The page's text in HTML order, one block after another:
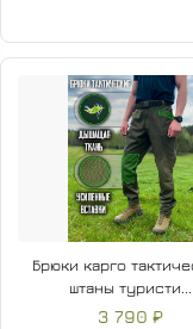
Брюки карго
штаны туристи...
3 790 ₽